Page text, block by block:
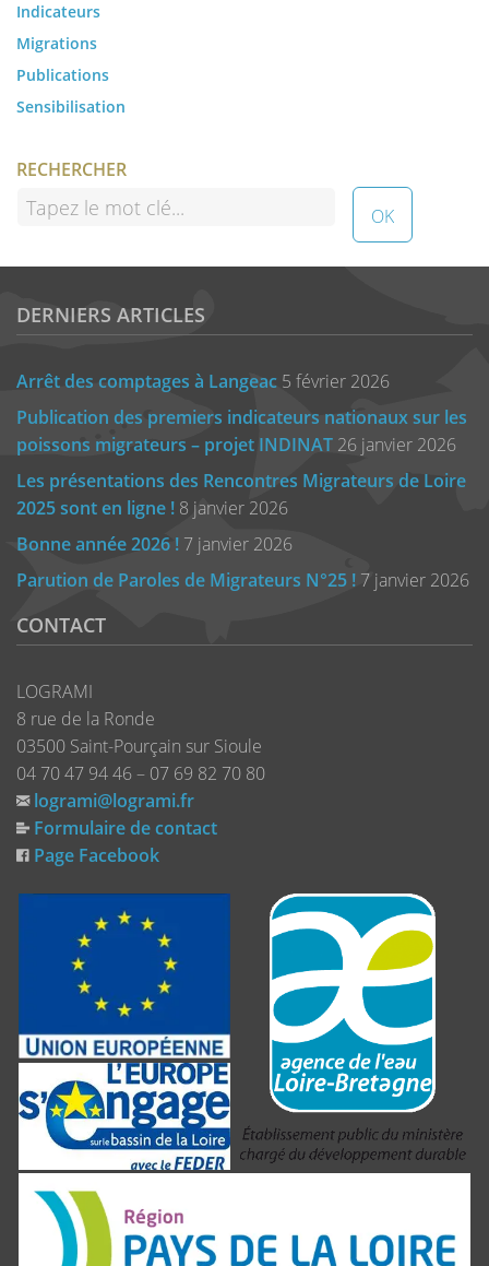
Indicateurs
Migrations
Publications
Sensibilisation
RECHERCHER
DERNIERS ARTICLES
Arrêt des comptages à Langeac 5 février 2026
Publication des premiers indicateurs nationaux sur les
poissons migrateurs – projet INDINAT 26 janvier 2026
Les présentations des Rencontres Migrateurs de Loire
2025 sont en ligne ! 8 janvier 2026
Bonne année 2026 ! 7 janvier 2026
Parution de Paroles de Migrateurs N°25 ! 7 janvier 2026
CONTACT
LOGRAMI
8 rue de la Ronde
03500 Saint-Pourçain sur Sioule
04 70 47 94 46 – 07 69 82 70 80
logrami@logrami.fr
Formulaire de contact
Page Facebook